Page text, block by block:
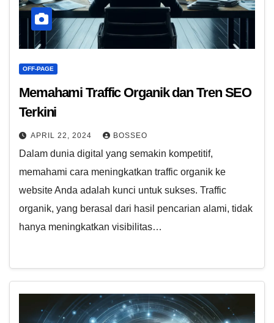
OFF-PAGE
Memahami Traffic Organik dan Tren SEO
Terkini
APRIL 22, 2024 BOSSEO
Dalam dunia digital yang semakin kompetitif,
memahami cara meningkatkan traffic organik ke
website Anda adalah kunci untuk sukses. Traffic
organik, yang berasal dari hasil pencarian alami, tidak
hanya meningkatkan visibilitas…